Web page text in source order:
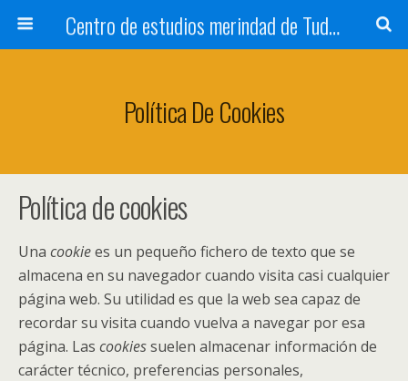
Centro de estudios merindad de Tudela
Política De Cookies
Política de cookies
Una cookiees un pequeño fichero de texto que se
almacena en su navegador cuando visita casi cualquier
página web. Su utilidad es que la web sea capaz de
recordar su visita cuando vuelva a navegar por esa
página. Las cookiessuelen almacenar información de
carácter técnico, preferencias personales,